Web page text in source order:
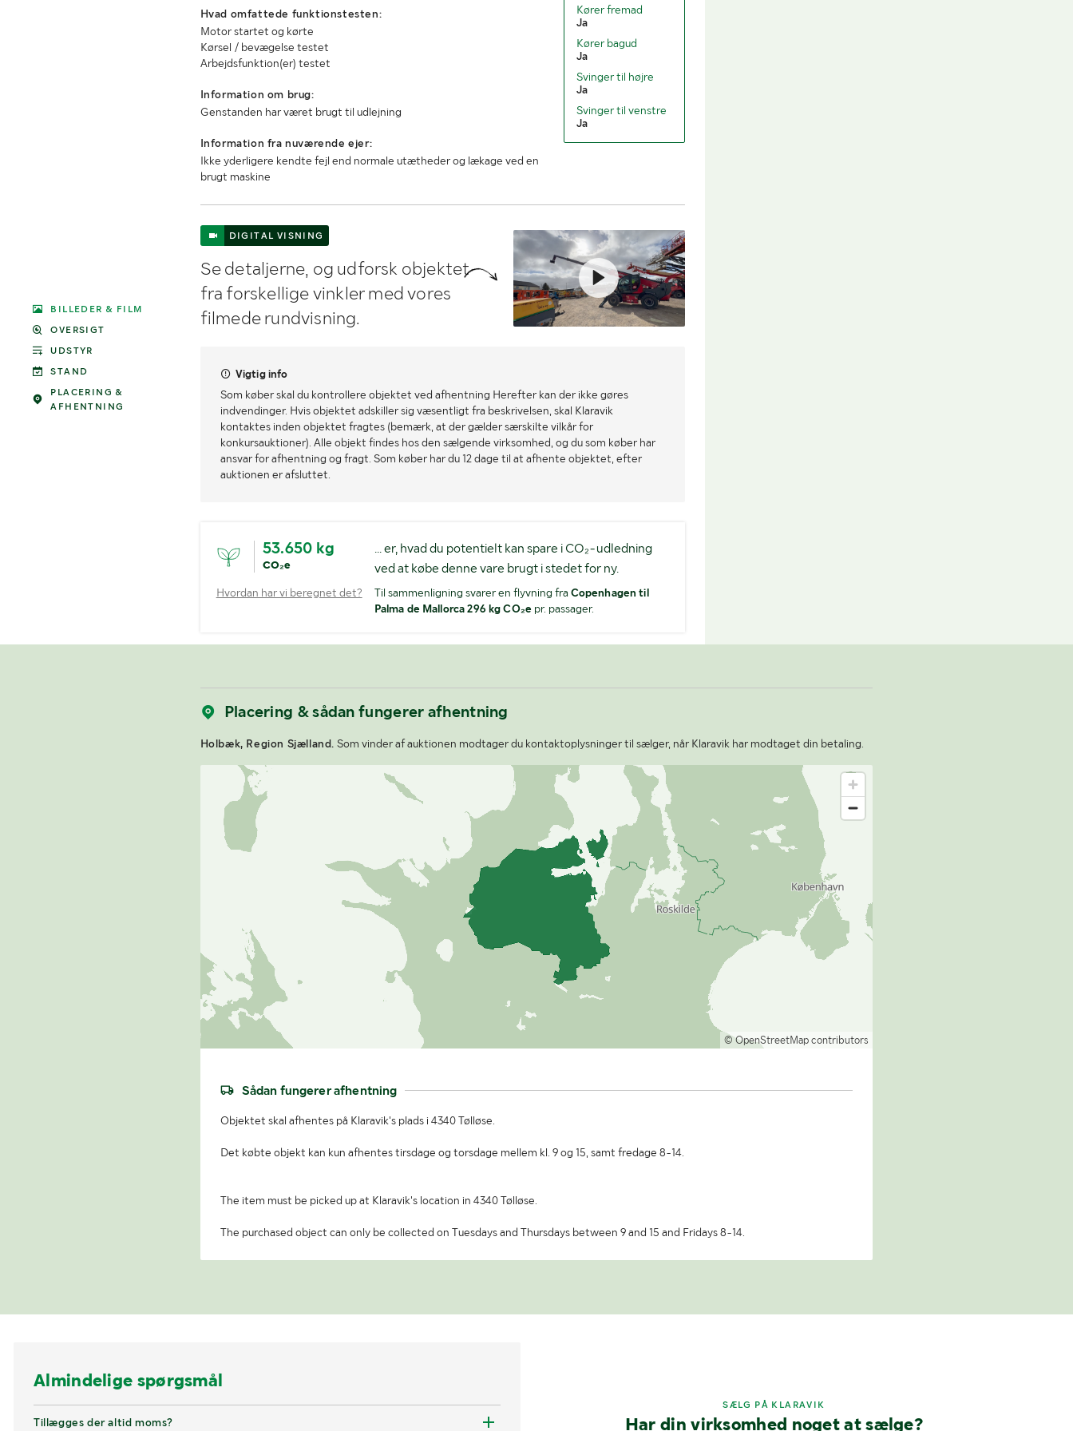
BILLEDER & FILM
OVERSIGT
UDSTYR
STAND
PLACERING &
AFHENTNING
Hvad omfattede funktionstesten:
Motor startet og kørte
Kørsel / bevægelse testet
Arbejdsfunktion(er) testet
Information om brug:
Genstanden har været brugt til udlejning
Information fra nuværende ejer:
Ikke yderligere kendte fejl end normale utætheder og lækage ved en
brugt maskine
Kører fremad
Ja
Kører bagud
Ja
Svinger til højre
Ja
Svinger til venstre
Ja
DIGITAL VISNING
Se detaljerne, og udforsk objektet
fra forskellige vinkler med vores
filmede rundvisning.
Vigtig info
Som køber skal du kontrollere objektet ved afhentning Herefter kan der ikke gøres
indvendinger. Hvis objektet adskiller sig væsentligt fra beskrivelsen, skal Klaravik
kontaktes inden objektet fragtes (bemærk, at der gælder særskilte vilkår for
konkursauktioner). Alle objekt findes hos den sælgende virksomhed, og du som køber har
ansvar for afhentning og fragt. Som køber har du 12 dage til at afhente objektet, efter
auktionen er afsluttet.
53.650 kg
CO₂e
Hvordan har vi beregnet det?
... er, hvad du potentielt kan spare i CO₂-udledning
ved at købe denne vare brugt i stedet for ny.
Til sammenligning svarer en flyvning fra Copenhagen til
Palma de Mallorca 296 kg CO₂e pr. passager.
Placering & sådan fungerer afhentning
Holbæk, Region Sjælland. Som vinder af auktionen modtager du kontaktoplysninger til sælger, når Klaravik har modtaget din betaling.
© OpenStreetMap contributors
Sådan fungerer afhentning
Objektet skal afhentes på Klaravik's plads i 4340 Tølløse.
Det købte objekt kan kun afhentes tirsdage og torsdage mellem kl. 9 og 15, samt fredage 8-14.
The item must be picked up at Klaravik's location in 4340 Tølløse.
The purchased object can only be collected on Tuesdays and Thursdays between 9 and 15 and Fridays 8-14.
Almindelige spørgsmål
Tillægges der altid moms?
SÆLG PÅ KLARAVIK
Har din virksomhed noget at sælge?